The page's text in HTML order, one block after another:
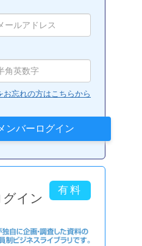
お忘れの方はこちらから
イン